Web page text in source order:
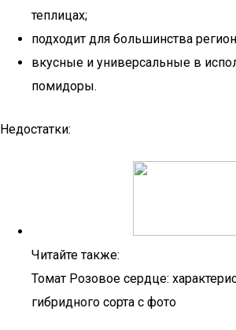
теплицах;
подходит для большинства
вкусные и универсальные в
помидоры.
Недостатки:
Читайте также:
Томат Розовое сердце:
гибридного сорта с фото